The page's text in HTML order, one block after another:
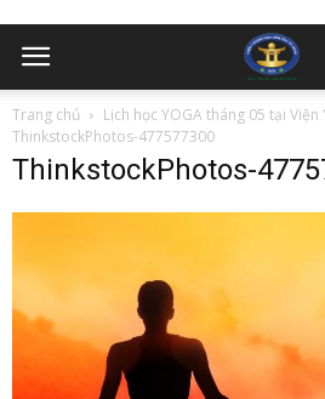
Trang chủ
Lịch học YOGA tháng 05 tại
ThinkstockPhotos-477577300
ThinkstockPhotos-